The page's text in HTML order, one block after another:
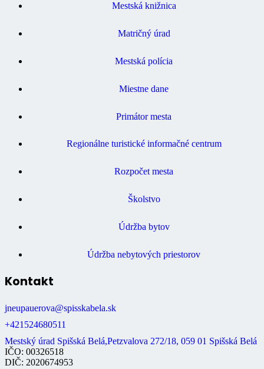
Mestská knižnica
Matričný úrad
Mestská polícia
Miestne dane
Primátor mesta
Regionálne turistické informačné centrum
Rozpočet mesta
Školstvo
Údržba bytov
Údržba nebytových priestorov
Kontakt
jneupauerova@spisskabela.sk
+421524680511
Mestský úrad Spišská Belá,Petzvalova 272/18, 059 01 Spišská Belá
IČO: 00326518
DIČ: 2020674953